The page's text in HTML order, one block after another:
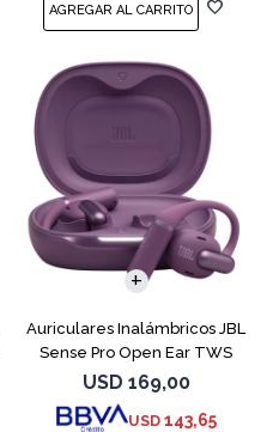
Auriculares Inalámbricos JBL
Sense Pro Open Ear TWS
Purple
USD 169,00
USD 143,65